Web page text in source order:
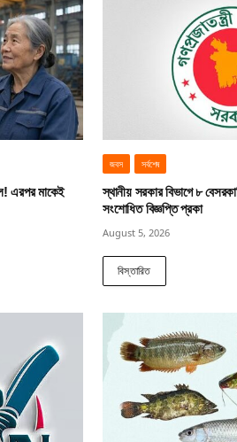
এরপর মাকেই
জবস সর্বশেষ
স্থানীয় সরকার বিভাগে ৮
সংশোধিত বিজ্ঞপ্তি প্রকা
August 5, 2026
বিস্তারিত